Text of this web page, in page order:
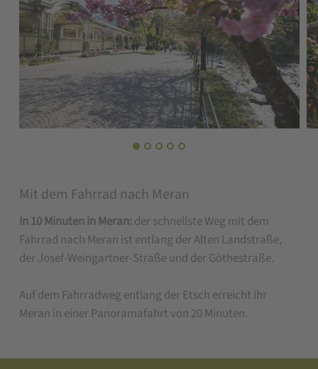
Mit dem Fahrrad nach Meran
In 10 Minuten in Meran:der schnellste Weg mit dem
Fahrrad nach Meran ist entlang der Alten Landstraße,
der Josef-Weingartner-Straße und der Göthestraße.
Auf dem Fahrradweg entlang der Etsch erreicht ihr
Meran in einer Panoramafahrt von 20 Minuten.